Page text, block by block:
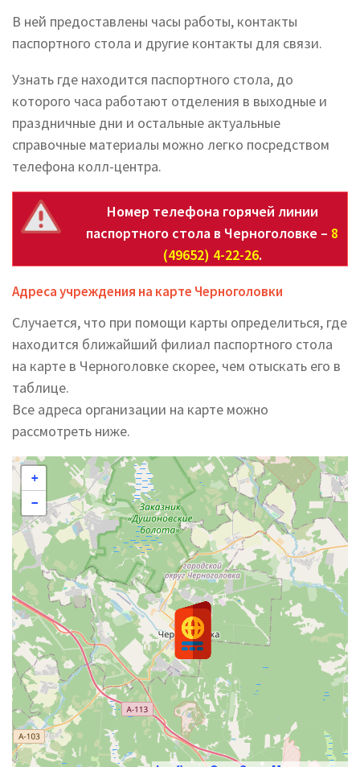
В ней предоставлены часы работы, контакты
паспортного стола и другие контакты для связи.
Узнать где находится паспортного стола, до
которого часа работают отделения в выходные и
праздничные дни и остальные актуальные
справочные материалы можно легко посредством
телефона колл-центра.
Номер телефона горячей линии
паспортного стола в Черноголовке – 8
(49652) 4-22-26.
Адреса учреждения на карте Черноголовки
Случается, что при помощи карты определиться, где
находится ближайший филиал паспортного стола
на карте в Черноголовке скорее, чем отыскать его в
таблице.
Все адреса организации на карте можно
рассмотреть ниже.
+
−